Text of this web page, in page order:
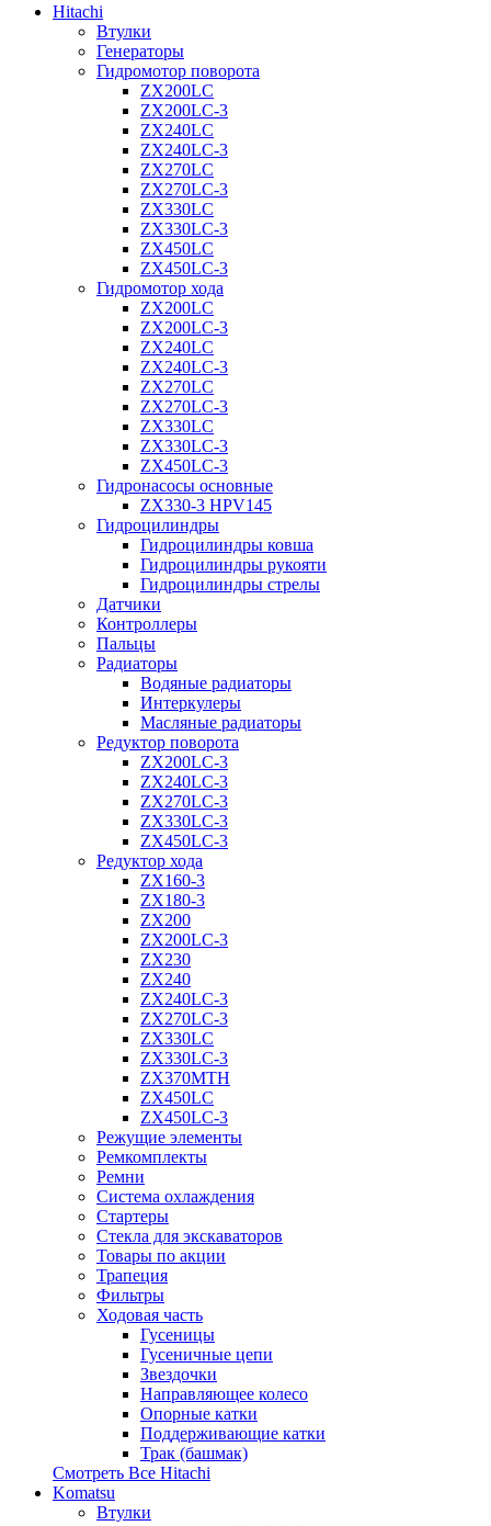
Hitachi
Втулки
Генераторы
Гидромотор поворота
ZX200LC
ZX200LC-3
ZX240LC
ZX240LC-3
ZX270LC
ZX270LC-3
ZX330LC
ZX330LC-3
ZX450LC
ZX450LC-3
Гидромотор хода
ZX200LC
ZX200LC-3
ZX240LC
ZX240LC-3
ZX270LC
ZX270LC-3
ZX330LC
ZX330LC-3
ZX450LC-3
Гидронасосы основные
ZX330-3 HPV145
Гидроцилиндры
Гидроцилиндры ковша
Гидроцилиндры рукояти
Гидроцилиндры стрелы
Датчики
Контроллеры
Пальцы
Радиаторы
Водяные радиаторы
Интеркулеры
Масляные радиаторы
Редуктор поворота
ZX200LC-3
ZX240LC-3
ZX270LC-3
ZX330LC-3
ZX450LC-3
Редуктор хода
ZX160-3
ZX180-3
ZX200
ZX200LC-3
ZX230
ZX240
ZX240LC-3
ZX270LC-3
ZX330LC
ZX330LC-3
ZX370MTH
ZX450LC
ZX450LC-3
Режущие элементы
Ремкомплекты
Ремни
Система охлаждения
Стартеры
Стекла для экскаваторов
Товары по акции
Трапеция
Фильтры
Ходовая часть
Гусеницы
Гусеничные цепи
Звездочки
Направляющее колесо
Опорные катки
Поддерживающие катки
Трак (башмак)
Смотреть Все Hitachi
Komatsu
Втулки